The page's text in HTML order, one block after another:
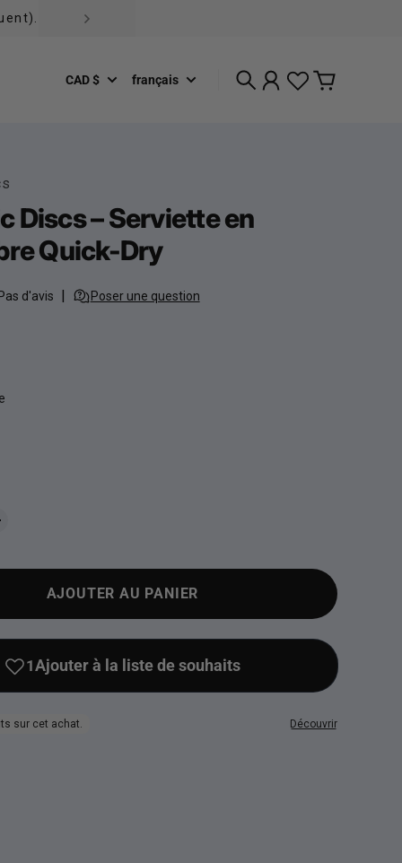
CAD $ français
Recherche
Compte Panier
Discs – Serviette en
Quick-Dry
AJOUTER AU PANIER